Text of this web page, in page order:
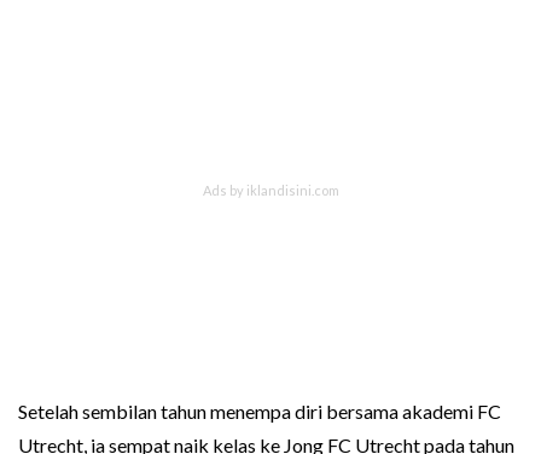
Setelah sembilan tahun menempa diri bersama akademi FC
Utrecht, ia sempat naik kelas ke Jong FC Utrecht pada tahun